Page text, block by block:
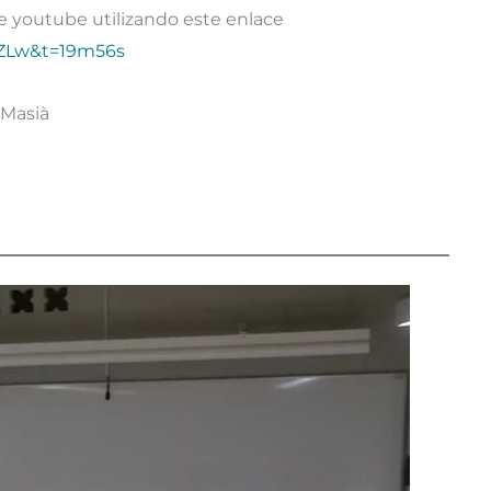
youtube utilizando este enlace